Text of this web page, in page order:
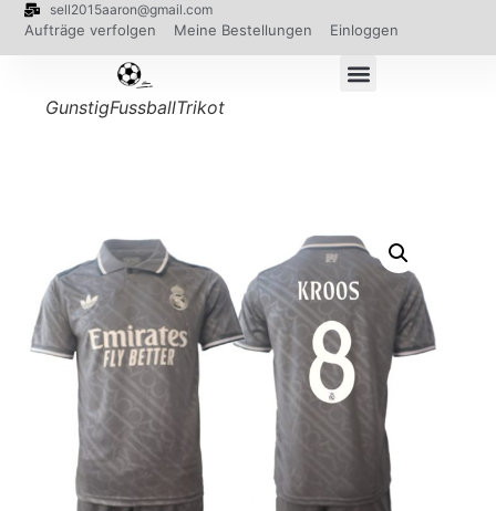
sell2015aaron@gmail.com
Aufträge verfolgen Meine Bestellungen Einloggen
GunstigFussballTrikot